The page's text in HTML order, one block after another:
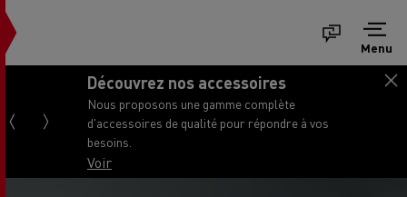
Menu
Découvrez nos accessoires
Nous proposons une gamme complète
d'accessoires de qualité pour répondre à vos
besoins.
Voir